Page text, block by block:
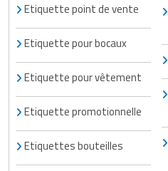
Etiquette point de vente
Etiquette pour bocaux
Etiquette pour vêtement
Etiquette promotionnelle
Etiquettes bouteilles